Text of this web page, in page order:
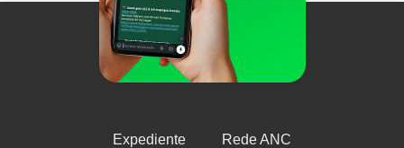
Expediente Rede ANC